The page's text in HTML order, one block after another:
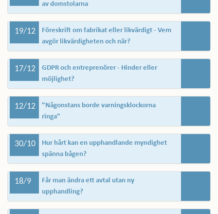
av domstolarna
19/12
Föreskrift om fabrikat eller likvärdigt - Vem
avgör likvärdigheten och när?
17/12
GDPR och entreprenörer - Hinder eller
möjlighet?
12/12
”Någonstans borde varningsklockorna
ringa”
30/10
Hur hårt kan en upphandlande myndighet
spänna bågen?
18/9
Får man ändra ett avtal utan ny
upphandling?